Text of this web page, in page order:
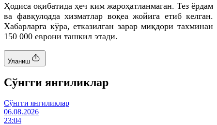
Ҳодиса оқибатида ҳеч ким жароҳатланмаган. Тез ёрдам
ва фавқулодда хизматлар воқеа жойига етиб келган.
Хабарларга кўра, етказилган зарар миқдори тахминан
150 000 еврони ташкил этади.
Уланиш
Cўнгги янгиликлар
Cўнгги янгиликлар
06.08.2026
23:04